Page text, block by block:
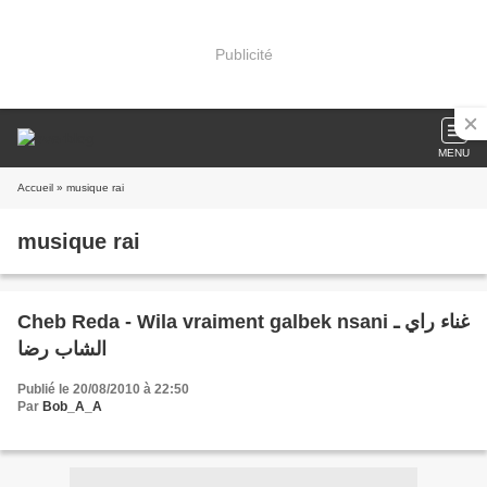
Publicité
MENU
Accueil » musique rai
musique rai
Cheb Reda - Wila vraiment galbek nsani غناء راي ـ
الشاب رضا
Publié le 20/08/2010 à 22:50
Par Bob_A_A